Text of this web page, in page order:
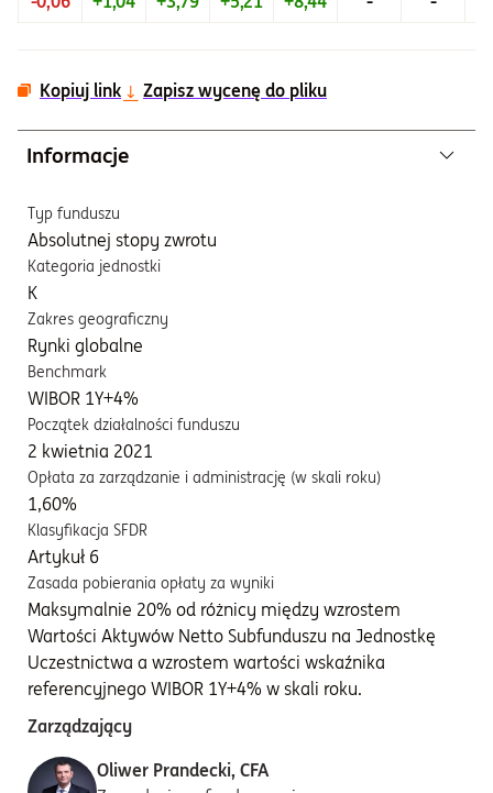
Kopiuj link Zapisz wycenę do pliku
Informacje
Typ funduszu
Absolutnej stopy zwrotu
Kategoria jednostki
K
Zakres geograficzny
Rynki globalne
Benchmark
WIBOR 1Y+4%
Początek działalności funduszu
2 kwietnia 2021
Opłata za zarządzanie i administrację (w skali roku)
1,60%
Klasyfikacja SFDR
Artykuł 6
Zasada pobierania opłaty za wyniki
Maksymalnie 20% od różnicy między wzrostem
Wartości Aktywów Netto Subfunduszu na Jednostkę
Uczestnictwa a wzrostem wartości wskaźnika
referencyjnego WIBOR 1Y+4% w skali roku.
Zarządzający
Oliwer Prandecki, CFA